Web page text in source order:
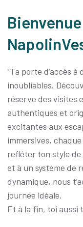
"Ta porte d’accès à
inoubliables.
réserve des visites
authentiques et
excitantes aux
immersives,
refléter ton style de
et à un système de
dynamique, nous
journée idéale.
Et à la fin, toi aussi